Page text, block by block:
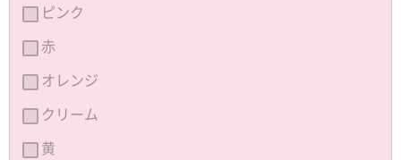
ピンク
赤
オレンジ
クリーム
黄